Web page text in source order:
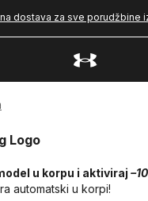
dostava za sve porudžbine
Logo
u korpu i aktiviraj
automatski u korpi!